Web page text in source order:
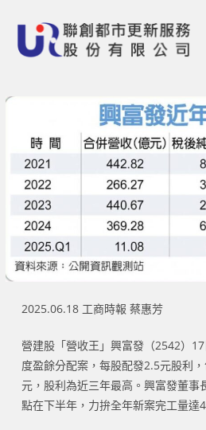
2025.06.18 工商時報 蔡惠芳
營建股「營收王」興富發（2542）
度盈餘分配案，每股配發2.5元股利
元，股利為近三年最高。興富發董事
點在下半年，力拚全年新案完工量達